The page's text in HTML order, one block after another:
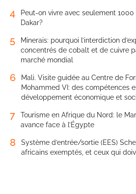
4
Peut-on vivre avec seulement 1000
Dakar?
5
Minerais: pourquoi l’interdiction
concentrés de cobalt et de cuivre
marché mondial
6
Mali. Visite guidée au Centre de
Mohammed VI: des compétences
développement économique et
7
Tourisme en Afrique du Nord: le
avance face à l’Égypte
8
Système d’entrée/sortie (EES)
africains exemptés, et ceux qui